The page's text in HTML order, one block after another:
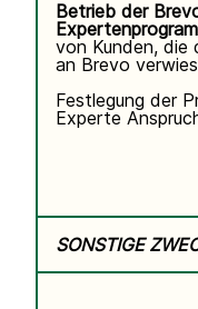
Betrieb der
von Kunden, die
an Brevo
Festlegung der
Experte
SONSTIGE